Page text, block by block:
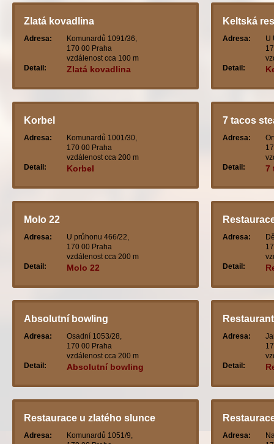
Zlatá kovadlina
Adresa:
Komunardů 1091/36,
170 00 Praha
vzdálenost cca 100 m
Detail:
Zlatá kovadlina
Keltská
Adresa:
U
Detail:
Korbel
Adresa:
Komunardů 1001/30,
170 00 Praha
vzdálenost cca 200 m
Detail:
Korbel
7 tacos
Adresa:
Detail:
7
Molo 22
Adresa:
U průhonu 466/22,
170 00 Praha
vzdálenost cca 200 m
Detail:
Molo 22
Adresa:
Detail:
Absolutní bowling
Adresa:
Osadní 1053/28,
170 00 Praha
vzdálenost cca 200 m
Detail:
Absolutní bowling
Adresa:
Detail:
Restaurace u zlatého slunce
Adresa:
Komunardů 1051/9,
Adresa: